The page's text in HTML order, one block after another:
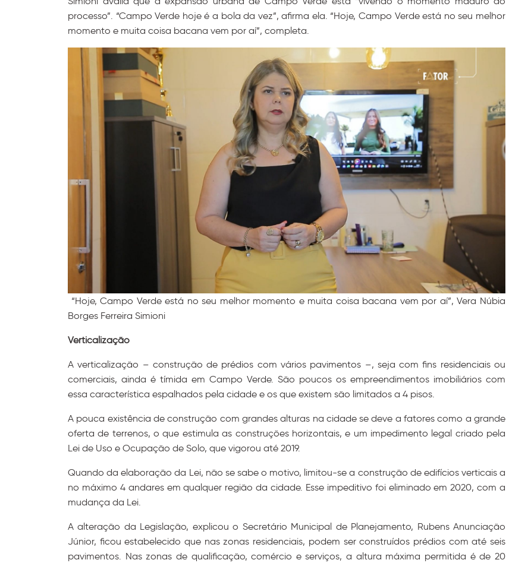
processo”. “Campo Verde hoje é a bola da vez”, afirma ela. “Hoje, Campo Verde está no seu melhor
momento e muita coisa bacana vem por aí”, completa.
“Hoje, Campo Verde está no seu melhor momento e muita coisa bacana vem por aí”, Vera Núbia
Borges Ferreira Simioni
Verticalização
A verticalização – construção de prédios com vários pavimentos –, seja com fins residenciais ou
comerciais, ainda é tímida em Campo Verde. São poucos os empreendimentos imobiliários com
essa característica espalhados pela cidade e os que existem são limitados a 4 pisos.
A pouca existência de construção com grandes alturas na cidade se deve a fatores como a grande
oferta de terrenos, o que estimula as construções horizontais, e um impedimento legal criado pela
Lei de Uso e Ocupação de Solo, que vigorou até 2019.
Quando da elaboração da Lei, não se sabe o motivo, limitou-se a construção de edifícios verticais a
no máximo 4 andares em qualquer região da cidade. Esse impeditivo foi eliminado em 2020, com a
mudança da Lei.
A alteração da Legislação, explicou o Secretário Municipal de Planejamento, Rubens Anunciação
Júnior, ficou estabelecido que nas zonas residenciais, podem ser construídos prédios com até seis
pavimentos. Nas zonas de qualificação, comércio e serviços, a altura máxima permitida é de 20